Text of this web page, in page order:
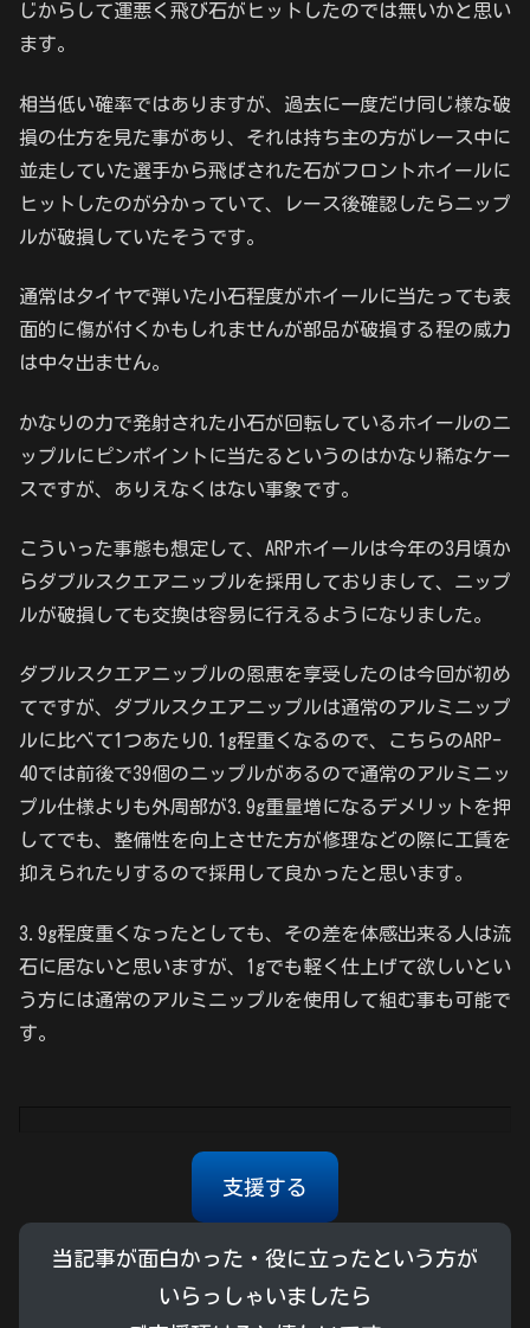
じからして運悪く飛び石がヒットしたのでは無いかと思い
ます。
相当低い確率ではありますが、過去に一度だけ同じ様な破
損の仕方を見た事があり、それは持ち主の方がレース中に
並走していた選手から飛ばされた石がフロントホイールに
ヒットしたのが分かっていて、レース後確認したらニップ
ルが破損していたそうです。
通常はタイヤで弾いた小石程度がホイールに当たっても表
面的に傷が付くかもしれませんが部品が破損する程の威力
は中々出ません。
かなりの力で発射された小石が回転しているホイールのニ
ップルにピンポイントに当たるというのはかなり稀なケー
スですが、ありえなくはない事象です。
こういった事態も想定して、ARPホイールは今年の3月頃か
らダブルスクエアニップルを採用しておりまして、ニップ
ルが破損しても交換は容易に行えるようになりました。
ダブルスクエアニップルの恩恵を享受したのは今回が初め
てですが、ダブルスクエアニップルは通常のアルミニップ
ルに比べて1つあたり0.1g程重くなるので、こちらのARP-
40では前後で39個のニップルがあるので通常のアルミニッ
プル仕様よりも外周部が3.9g重量増になるデメリットを押
してでも、整備性を向上させた方が修理などの際に工賃を
抑えられたりするので採用して良かったと思います。
3.9g程度重くなったとしても、その差を体感出来る人は流
石に居ないと思いますが、1gでも軽く仕上げて欲しいとい
う方には通常のアルミニップルを使用して組む事も可能で
す。
支援する
当記事が面白かった・役に立ったという方が
いらっしゃいましたら